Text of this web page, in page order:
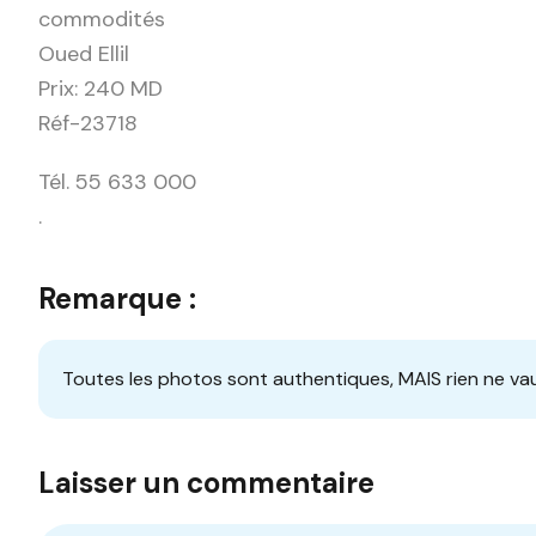
commodités
Oued Ellil
Prix: 240 MD
Réf-23718
Tél. 55 633 000
.
Remarque :
Toutes les photos sont authentiques, MAIS rien ne
Laisser un commentaire